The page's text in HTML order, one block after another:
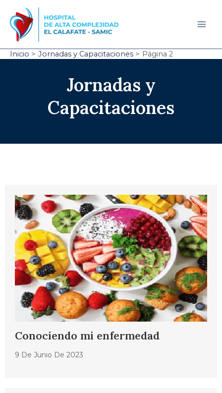
contenido
Inicio Jornadas y Capacitaciones Página 2
Jornadas y
Capacitaciones
Conociendo mi enfermedad
9 De Junio De 2023